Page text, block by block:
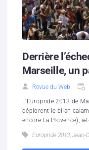
Hébergement solidaire
Derrière
Marseille, un
Revue du Web
L’Europride 2013 de
déplorent le bilan
encore La Provence),
Europride 2013, Jean-